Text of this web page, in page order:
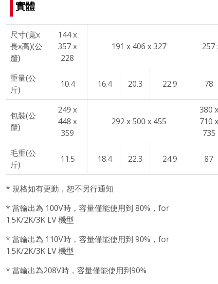
實體
尺寸(寬x
長x高)(公
釐)
144 x
357 x
228
191 x 406 x 327 257
重量(公
斤)
10.4 16.4 20.3 22.9 78
包裝(公
釐)
249 x
448 x
359
292 x 500 x 455
380 x
710 x
735
毛重(公
斤)
11.5 18.4 22.3 24.9 87
* 規格如有更動，恕不另行通知
* 當輸出為 100V時，容量僅能使用到 80%，for
1.5K/2K/3K LV 機型
* 當輸出為 110V時，容量僅能使用到 90%，for
1.5K/2K/3K LV 機型
* 當輸出為208V時，容量僅能使用到90%